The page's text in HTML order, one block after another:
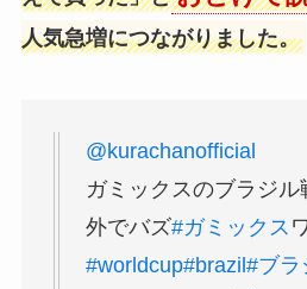
人気急増につながりました。
@kurachanofficial
ガミックスのブラジ
外でバズ#ガミックス
#worldcup#brazil#ブラ